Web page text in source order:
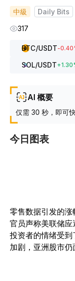
中級
Daily Bits
317
BTC/USDT-0.40
SOL/USDT+1.30
AI 概要
仅需 30 秒，即可
今日图表
零售数据引发的
官员声称美联储应
投资者的情绪受
加剧，亚洲股市仍